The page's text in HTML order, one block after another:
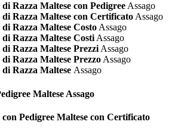
Razza Maltese con PedigreeAssago
Razza Maltese con CertificatoAssago
Razza Maltese CostoAssago
Razza Maltese CostiAssago
Razza Maltese PrezziAssago
Razza Maltese PrezzoAssago
Razza Maltese Assago
Maltese Assago
Pedigree Maltese con Certificato